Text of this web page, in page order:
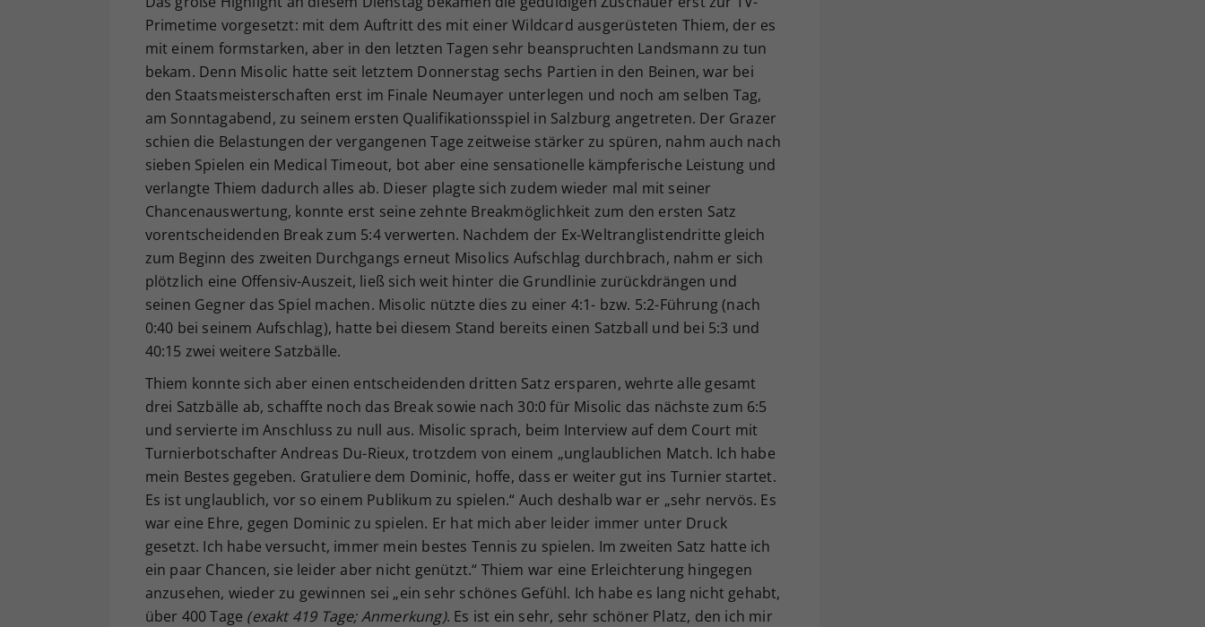
Primetime vorgesetzt: mit dem Auftritt des mit einer Wildcard ausgerüsteten Thiem, der es
mit einem formstarken, aber in den letzten Tagen sehr beanspruchten Landsmann zu tun
bekam. Denn Misolic hatte seit letztem Donnerstag sechs Partien in den Beinen, war bei
den Staatsmeisterschaften erst im Finale Neumayer unterlegen und noch am selben Tag,
am Sonntagabend, zu seinem ersten Qualifikationsspiel in Salzburg angetreten. Der Grazer
schien die Belastungen der vergangenen Tage zeitweise stärker zu spüren, nahm auch nach
sieben Spielen ein Medical Timeout, bot aber eine sensationelle kämpferische Leistung und
verlangte Thiem dadurch alles ab. Dieser plagte sich zudem wieder mal mit seiner
Chancenauswertung, konnte erst seine zehnte Breakmöglichkeit zum den ersten Satz
vorentscheidenden Break zum 5:4 verwerten. Nachdem der Ex-Weltranglistendritte gleich
zum Beginn des zweiten Durchgangs erneut Misolics Aufschlag durchbrach, nahm er sich
plötzlich eine Offensiv-Auszeit, ließ sich weit hinter die Grundlinie zurückdrängen und
seinen Gegner das Spiel machen. Misolic nützte dies zu einer 4:1- bzw. 5:2-Führung (nach
0:40 bei seinem Aufschlag), hatte bei diesem Stand bereits einen Satzball und bei 5:3 und
40:15 zwei weitere Satzbälle.
Thiem konnte sich aber einen entscheidenden dritten Satz ersparen, wehrte alle gesamt
drei Satzbälle ab, schaffte noch das Break sowie nach 30:0 für Misolic das nächste zum 6:5
und servierte im Anschluss zu null aus. Misolic sprach, beim Interview auf dem Court mit
Turnierbotschafter Andreas Du-Rieux, trotzdem von einem „unglaublichen Match. Ich habe
mein Bestes gegeben. Gratuliere dem Dominic, hoffe, dass er weiter gut ins Turnier startet.
Es ist unglaublich, vor so einem Publikum zu spielen.“ Auch deshalb war er „sehr nervös. Es
war eine Ehre, gegen Dominic zu spielen. Er hat mich aber leider immer unter Druck
gesetzt. Ich habe versucht, immer mein bestes Tennis zu spielen. Im zweiten Satz hatte ich
ein paar Chancen, sie leider aber nicht genützt.“ Thiem war eine Erleichterung hingegen
anzusehen, wieder zu gewinnen sei „ein sehr schönes Gefühl. Ich habe es lang nicht gehabt,
über 400 Tage (exakt 419 Tage; Anmerkung). Es ist ein sehr, sehr schöner Platz, den ich mir